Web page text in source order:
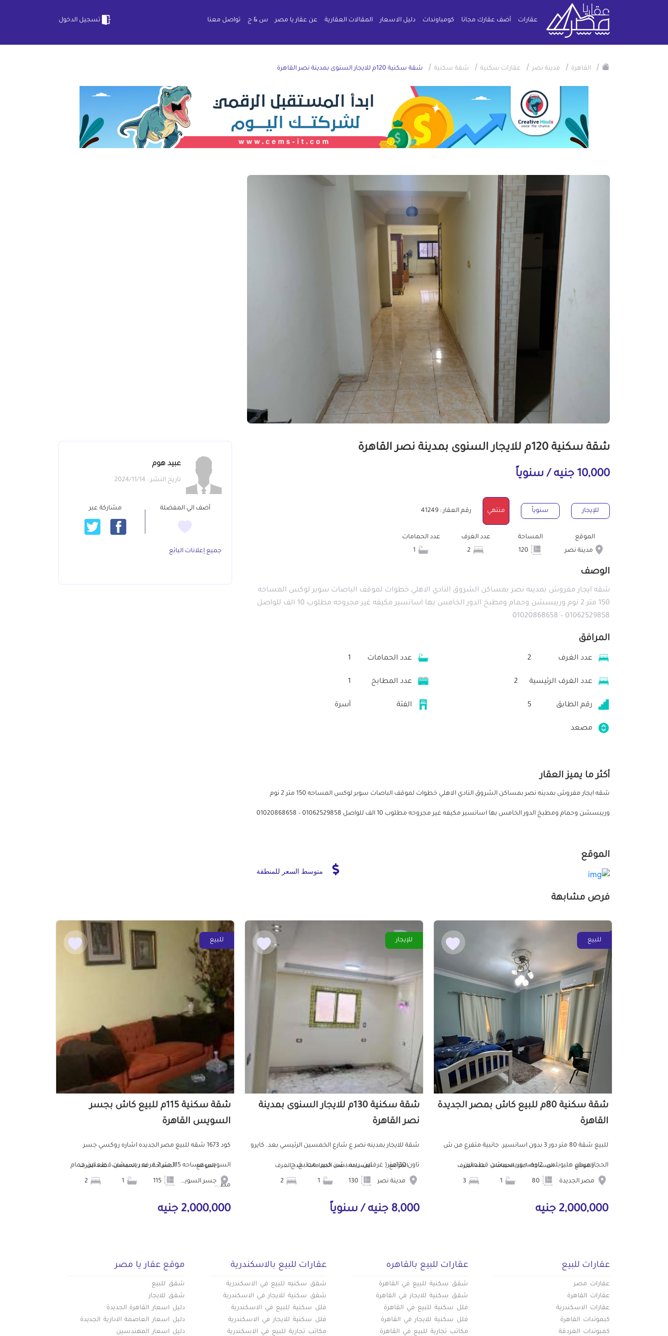
عقارات أضف عقارك مجانا كومباوندات دليل الاسعار المقالات العقارية عن عقار يا مصر س & ج تواصل معنا تسجيل الدخول
/ القاهرة / مدينة نصر / عقارات سكنية / شقة سكنية / شقة سكنية 120م للايجار السنوى بمدينة نصر القاهرة
شقة سكنية 120م للايجار السنوى بمدينة نصر القاهرة
10,000 جنيه / سنوياً
للإيجار سنوياً منتهي رقم العقار : 41249
الموقع
مدينة نصر
المساحة
عدد الغرف
عدد الحمامات
الوصف
شقه ايجار مفروش بمدينه نصر بمساكن الشروق النادي الاهلي خطوات لموقف الباصات سوبر لوكس المساحه
150 متر 2 نوم وريبسشن وحمام ومطبخ الدور الخامس بها اسانسير مكيفه غير مجروحه مطلوب 10 الف للواصل
01062529858 – 01020868658
المرافق
عدد الغرف 2 عدد الحمامات 1
عدد الغرف الرئيسية 2 عدد المطابخ 1
رقم الطابق 5 الفئة أسرة
مصعد
أكثر ما يميز العقار
شقه ايجار مفروش بمدينه نصر بمساكن الشروق النادي الاهلي خطوات لموقف الباصات سوبر لوكس المساحه 150 متر 2 نوم
وريبسشن وحمام ومطبخ الدور الخامس بها اسانسير مكيفه غير مجروحه مطلوب 10 الف للواصل 01062529858 – 01020868658
الموقع
متوسط السعر للمنطقة
عبيد هوم
تاريخ النشر : 2024/11/14
أضف الي المفضلة مشاركة عبر
جميع إعلانات البائع
فرص مشابهة
للبيع
شقة سكنية 80م للبيع كاش بمصر الجديدة
القاهرة
للبيع شقة 80 متر دور 3 بدون اسانسير. جانبية متفرع من ش
الحجاز ميدان هليوبلس. 2اوضه وريسيبشن قطعتين...
الموقع
مصر الجديدة
المساحة عدد الحمامات عدد الغرف
2,000,000 جنيه
للإيجار
شقة سكنية 130م للايجار السنوى بمدينة
نصر القاهرة
شقة للايجار بمدينه نصر ع شارع الخمسين الرئيسي بعد. كايرو
تاون 130متر( غرفتين، ريسبشن كبير ، مطبخ، ح...الموقع
مدينة نصر
المساحة عدد الحمامات عدد الغرف
8,000 جنيه / سنوياً
للبيع
شقة سكنية 115م للبيع كاش بجسر
السويس القاهرة
كود 1673 شقه للبيع مصر الجديده اشاره روكسي جسر
السويس مساحه 115 متر 2 غرفه ريسبشن قطعتين حمام
مط...
الموقع
جسر السويس
المساحة عدد الحمامات عدد الغرف
2,000,000 جنيه
عقارات للبيع
عقارات مصر
عقارات القاهرة
عقارات الاسكندرية
كبموندات القاهرة
كمبوندات الغردقة
عقارات للبيع بالقاهره
شقق سكنية للبيع في القاهرة
شقق سكنية للايجار في القاهرة
فلل سكنية للبيع في القاهرة
فلل سكنية للايجار في القاهرة
مكاتب تجارية للبيع في القاهرة
عقارات للبيع بالاسكندرية
شقق سكنيه للبيع في الاسكندرية
شقق سكنية للايجار في الاسكندرية
فلل سكنية للبيع في الاسكندرية
فلل سكنية للايجار في الاسكندرية
مكاتب تجارية للبيع في الاسكندرية
موقع عقار يا مصر
شقق للبيع
شقق للايجار
دليل اسعار القاهرة الجديدة
دليل اسعار العاصمة الادارية الجديدة
دليل اسعار المهندسين